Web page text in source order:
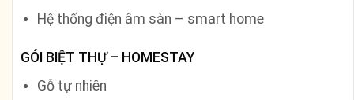
Hệ thống điện âm sàn – smart home
GÓI BIỆT THỰ – HOMESTAY
Gỗ tự nhiên